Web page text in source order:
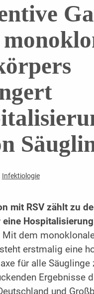
Infektiologie
mit RSV zählt zu
eine
Mit dem
erstmalig eine
für alle Säuglinge
Ergebnisse
und